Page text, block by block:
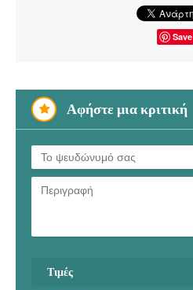
Save
Αφήστε μια κριτική
Τιμές